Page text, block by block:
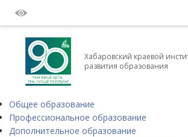
Хабаровский краевой
развития образования
Общее образование
Профессиональное образование
Дополнительное образование